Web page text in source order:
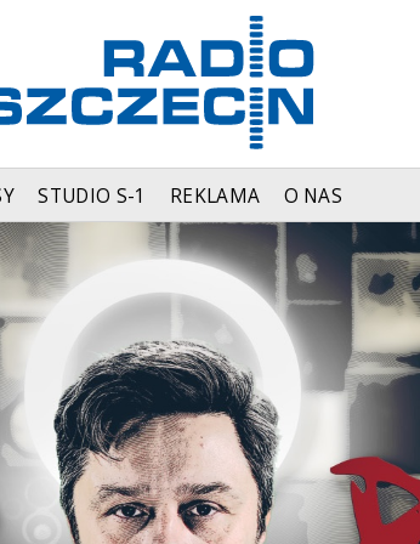
STUDIO S-1 REKLAMA O NAS